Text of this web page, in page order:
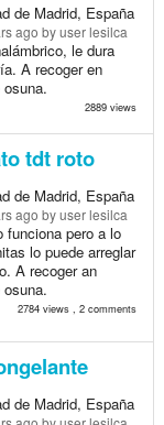
de Madrid, España
ago by user lesilca
le dura
A recoger en
2889 views
tdt roto
de Madrid, España
ago by user lesilca
funciona pero a lo
lo puede arreglar
A recoger an
2784 views , 2 comments
de Madrid, España